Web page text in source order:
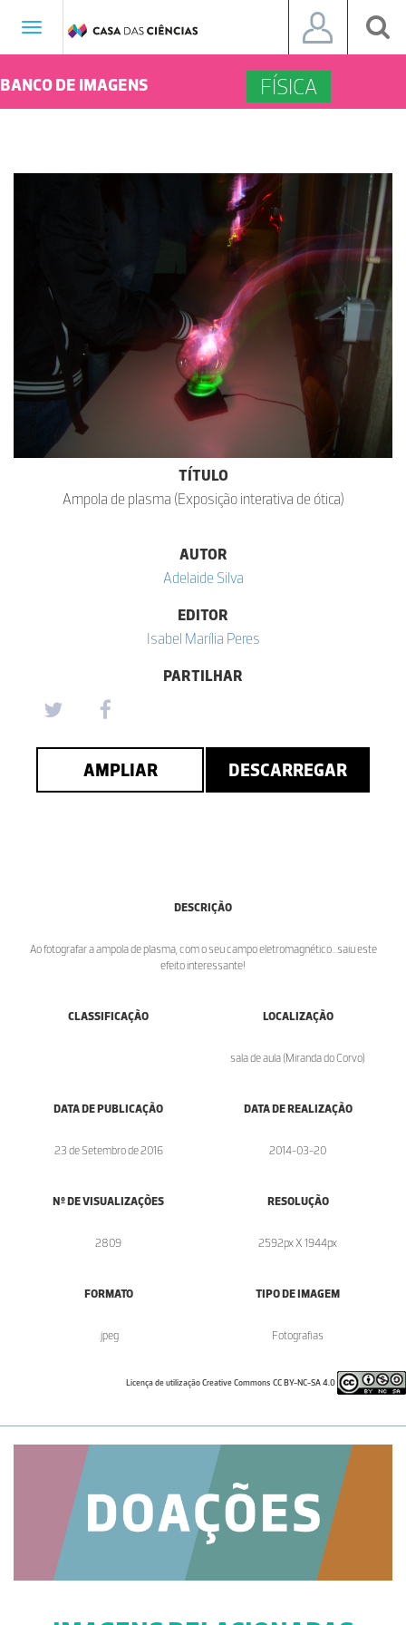
Toggle
BANCO DE IMAGENS FÍSICA
TÍTULO
Ampola de plasma (Exposição interativa de ótica)
AUTOR
Adelaide Silva
EDITOR
Isabel Marília Peres
PARTILHAR
AMPLIAR DESCARREGAR
DESCRIÇÃO
Ao fotografar a ampola de plasma, com o seu campo eletromagnético...saiu este
efeito interessante!
CLASSIFICAÇÃO LOCALIZAÇÃO
sala de aula (Miranda do Corvo)
DATA DE PUBLICAÇÃO
23 de Setembro de 2016
DATA DE REALIZAÇÃO
2014-03-20
Nº DE VISUALIZAÇÕES
2809
RESOLUÇÃO
2592px X 1944px
FORMATO
.jpeg
TIPO DE IMAGEM
Fotografias
Licença de utilização Creative Commons CC BY-NC-SA 4.0